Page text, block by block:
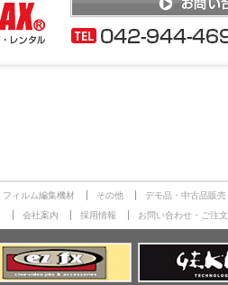
フィルム編集機材 その他 デモ品・中古品販売
会社案内 採用情報 お問い合わせ・ご注文